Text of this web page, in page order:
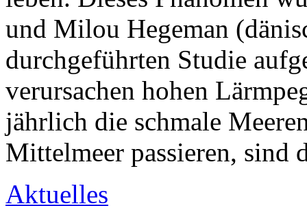
und Milou Hegeman
durchgeführten Studie
verursachen hohen
jährlich die schmale
Mittelmeer passieren,
Aktuelles